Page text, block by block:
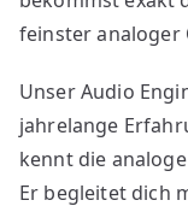
feinster analoger
Unser Audio
jahrelange
kennt die
Er begleitet dich